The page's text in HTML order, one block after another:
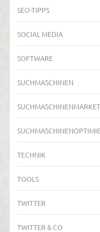
SEO-TIPPS
SOCIAL MEDIA
SOFTWARE
SUCHMASCHINEN
TECHNIK
TOOLS
TWITTER
TWITTER & CO